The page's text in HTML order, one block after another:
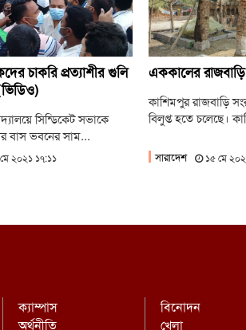
চাকরি প্রত্যাশীর গুলি
সিন্ডিকেট সভাকে
বাস ভবনের সাম...
২০২১ ১৭:১১
এককালের
কাশিমপুর রাজবাড়ি
বিলুপ্ত হতে চলেছে।
সারাদেশ ১৫ মে
ক্যাম্পাস
অর্থনীতি
বিনোদন
খেলা